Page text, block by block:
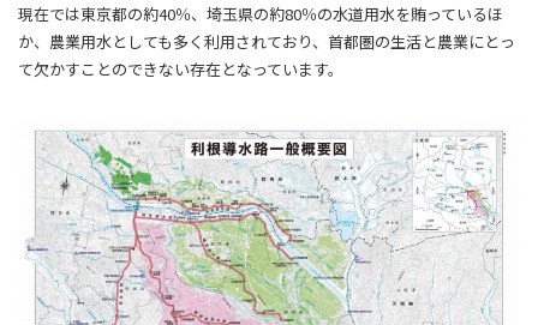
現在では東京都の約40％、埼玉県の約80％の水道用水を賄っているほ
か、農業用水としても多く利用されており、首都圏の生活と農業にとっ
て欠かすことのできない存在となっています。